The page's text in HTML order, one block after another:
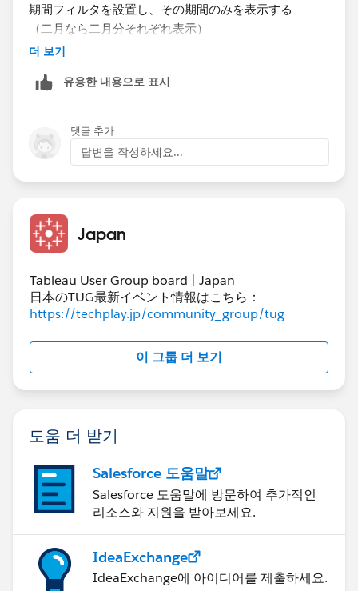
期間フィルタを設置し、その期間のみを表示する
（二月なら二月分それぞれ表示）
②ヒットリスト＋散布図
期間フィルタを設置し、その期間の合算の数値を表示す
る
（二月なら二月合算分を表示）
簡単なイメージ図ですが、こちらでよいでしょうか。
よろしくお願いいたします。
더 보기
유용한 내용으로 표시
댓글 추가
답변을 작성하세요...
Japan
Tableau User Group board | Japan
日本のTUG最新イベント情報はこちら：
https://techplay.jp/community_group/tug
이 그룹 더 보기
도움 더 받기
Salesforce 도움말
Salesforce 도움말에 방문하여 추가적인
리소스와 지원을 받아보세요.
IdeaExchange
IdeaExchange에 아이디어를 제출하세요.